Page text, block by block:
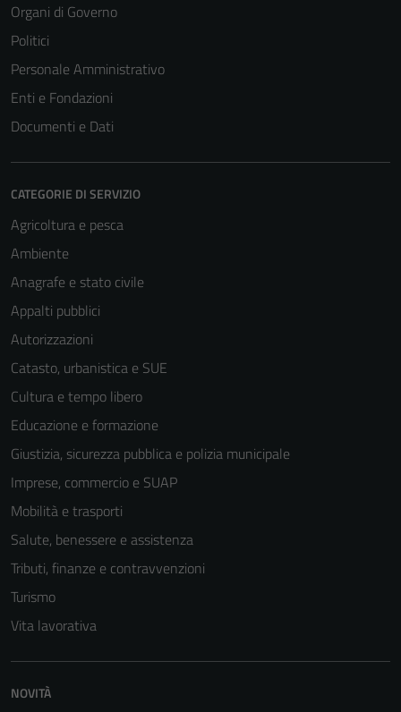
Organi di Governo
Politici
Personale Amministrativo
Enti e Fondazioni
Documenti e Dati
CATEGORIE DI SERVIZIO
Agricoltura e pesca
Ambiente
Anagrafe e stato civile
Appalti pubblici
Autorizzazioni
Catasto, urbanistica e SUE
Cultura e tempo libero
Educazione e formazione
Giustizia, sicurezza pubblica e polizia municipale
Imprese, commercio e SUAP
Mobilità e trasporti
Salute, benessere e assistenza
Tributi, finanze e contravvenzioni
Turismo
Vita lavorativa
NOVITÀ